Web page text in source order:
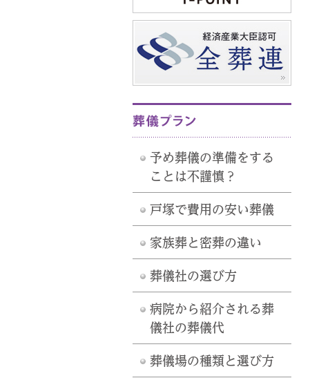
予め葬儀の準備をする
ことは不謹慎？
戸塚で費用の安い葬儀
家族葬と密葬の違い
葬儀社の選び方
病院から紹介される葬
儀社の葬儀代
葬儀場の種類と選び方